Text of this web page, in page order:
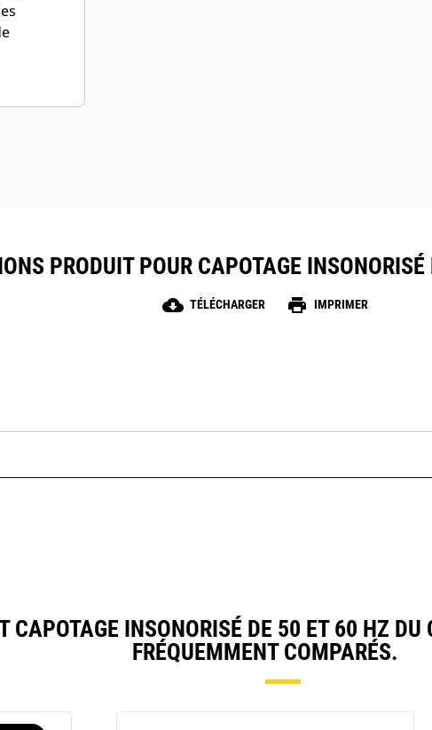
PRODUIT POUR CAPOTAGE
cloud_download TÉLÉCHARGER print IMPRIMER
CAPOTAGE INSONORISÉ DE 50 ET 60 HZ
FRÉQUEMMENT COMPARÉS.